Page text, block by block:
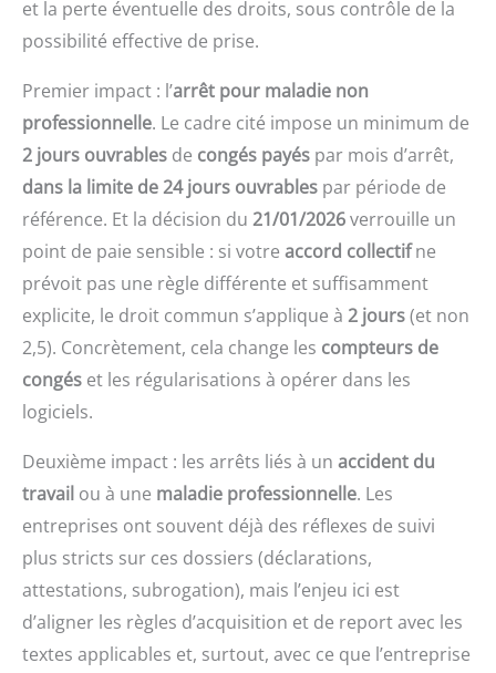
et la perte éventuelle des droits, sous contrôle de la
possibilité effective de prise.
Premier impact : l’arrêt pour maladie non
professionnelle. Le cadre cité impose un minimum de
2 jours ouvrables de congés payés par mois d’arrêt,
dans la limite de 24 jours ouvrables par période de
référence. Et la décision du 21/01/2026verrouille un
point de paie sensible : si votre accord collectifne
prévoit pas une règle différente et suffisamment
explicite, le droit commun s’applique à 2 jours(et non
2,5). Concrètement, cela change les compteurs de
congés et les régularisations à opérer dans les
logiciels.
Deuxième impact : les arrêts liés à un accident du
travail ou à une maladie professionnelle. Les
entreprises ont souvent déjà des réflexes de suivi
plus stricts sur ces dossiers (déclarations,
attestations, subrogation), mais l’enjeu ici est
d’aligner les règles d’acquisition et de report avec les
textes applicables et, surtout, avec ce que l’entreprise